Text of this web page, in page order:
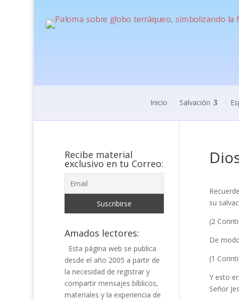
Inicio Salvación
su
(2
De
(1
Y esto
Señor
Recibe material
exclusivo en tu Correo:
Amados lectores:
Esta página web se publica
desde el año 2005 a partir de
la necesidad de registrar y
compartir mensajes bíblicos,
materiales y la experiencia de